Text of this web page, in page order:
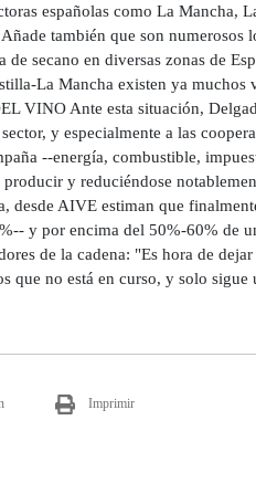
españolas como La Mancha,
también que son numerosos
secano en diversas zonas de
La Mancha existen ya
VINO Ante esta situación,
y especialmente a las
--energía, combustible,
producir y reduciéndose
desde AIVE estiman que
y por encima del 50%-60% de
de la cadena: "Es hora de
que no está en curso, y solo sigue
Imprimir